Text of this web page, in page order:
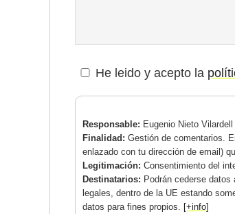
He leido y acepto la
Responsable: Eugenio Nieto
Finalidad: Gestión de comentarios.
enlazado con tu dirección de email)
Legitimación: Consentimiento del
Destinatarios: Podrán cederse
legales, dentro de la UE estando
datos para fines propios. [+info]